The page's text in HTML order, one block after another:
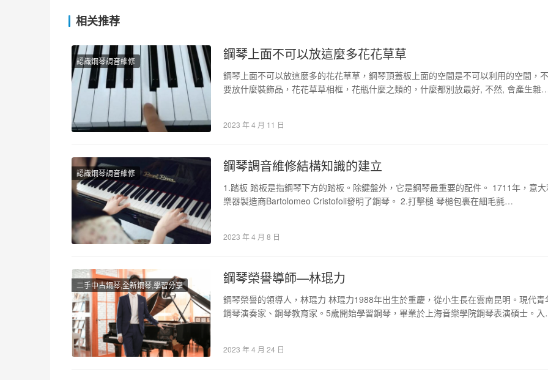
相关推荐
認識鋼琴調音維修 鋼琴上面不可以放這麼多花花草草
鋼琴上面不可以放這麼多的花花草草，鋼琴頂蓋板上面的空間是不可以利用的空間，不
要放什麼裝飾品，花花草草相框，花瓶什麼之類的，什麼都別放最好, 不然, 會產生雜
2023 年 4 月 11 日
認識鋼琴調音維修 鋼琴調音維修結構知識的建立
1.踏板 踏板是指鋼琴下方的踏板。除鍵盤外，它是鋼琴最重要的配件。 1711年，意大
樂器製造商Bartolomeo Cristofoli發明了鋼琴。 2.打擊槌 琴槌包裹在細毛氈…
2023 年 4 月 8 日
二手中古鋼琴,全新鋼琴,學習分享 鋼琴榮譽導師—林琨力
鋼琴榮譽的領導人，林琨力 林琨力1988年出生於重慶，從小生長在雲南昆明。現代青
鋼琴演奏家、鋼琴教育家。5歲開始學習鋼琴，畢業於上海音樂學院鋼琴表演碩士。入
2023 年 4 月 24 日